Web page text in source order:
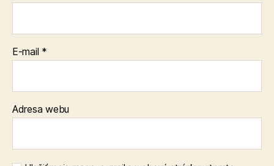
E-mail *
Adresa webu